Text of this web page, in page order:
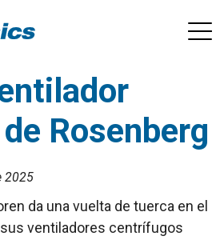
Rosenberg
2025
da una vuelta de tuerca en el
ventiladores centrífugos